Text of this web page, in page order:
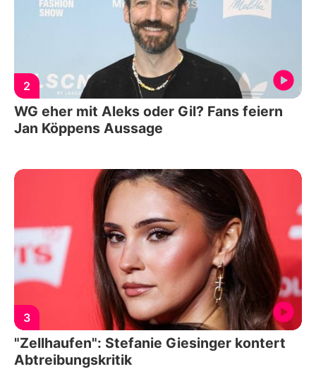
2
WG eher mit Aleks oder Gil? Fans feiern
Jan Köppens Aussage
3
"Zellhaufen": Stefanie Giesinger kontert
Abtreibungskritik